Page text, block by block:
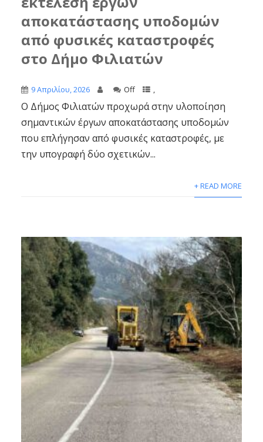
αποκατάστασης υποδομών
από φυσικές καταστροφές
στο Δήμο Φιλιατών
9 Απριλίου, 2026 Off ,
Ο Δήμος Φιλιατών προχωρά στην υλοποίηση
σημαντικών έργων αποκατάστασης υποδομών
που επλήγησαν από φυσικές καταστροφές, με
την υπογραφή δύο σχετικών...
+ READ MORE